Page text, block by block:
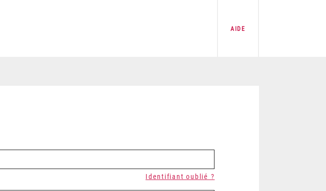
AIDE
Identifiant oublié ?